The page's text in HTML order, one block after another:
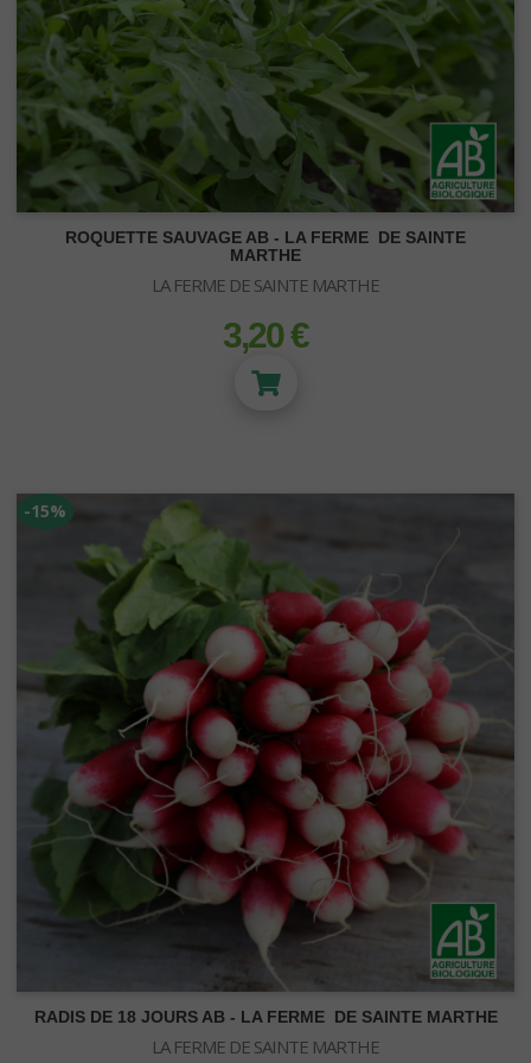
PACK CULTURE
Kit de bouturage et semis
NEON-T5
Kit Turbo Neon
Kit T5
Tubes Néons - T5
AMPOULE HPS ET MH
Ampoules MH "Croissance"
ROQUETTE SAUVAGE AB - LA FERME DE SAINTE
MARTHE
LA FERME DE SAINTE MARTHE
prix
3,20 €
-15%
RADIS DE 18 JOURS AB - LA FERME DE SAINTE MARTHE
LA FERME DE SAINTE MARTHE